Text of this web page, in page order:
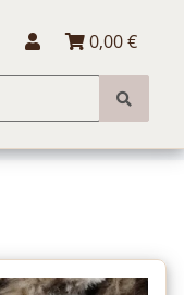
0,00 €